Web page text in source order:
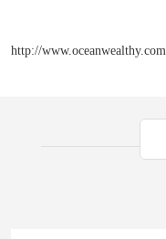
http://www.oceanwealthy.com